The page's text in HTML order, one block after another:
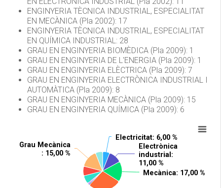
ENGINYERIA TÈCNICA INDUSTRIAL, ESPECIALITAT
EN MECÀNICA (Pla 2002): 17
ENGINYERIA TÈCNICA INDUSTRIAL, ESPECIALITAT
EN QUÍMICA INDUSTRIAL: 28
GRAU EN ENGINYERIA BIOMÈDICA (Pla 2009): 1
GRAU EN ENGINYERIA DE L'ENERGIA (Pla 2009): 1
GRAU EN ENGINYERIA ELÈCTRICA (Pla 2009): 7
GRAU EN ENGINYERIA ELECTRÒNICA INDUSTRIAL I
AUTOMÀTICA (Pla 2009): 8
GRAU EN ENGINYERIA MECÀNICA (Pla 2009): 15
GRAU EN ENGINYERIA QUÍMICA (Pla 2009): 6
Electricitat: 6,00 %
Electricitat: 6,00 %
Electrònica
industrial :
11,00 %
Electrònica
industrial :
11,00 %
Mecànica: 17,00 %
Mecànica: 17,00 %
Grau Mecànica
: 15,00 %
Grau Mecànica
: 15,00 %